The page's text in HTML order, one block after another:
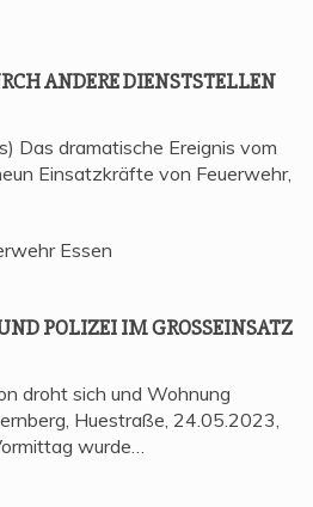
ANDE­RE DIENSTSTELLEN
Das dramatische Ereignis vom
Einsatzkräfte von Feuerwehr,
POLI­ZEI IM GROSSEINSATZ
droht sich und Wohnung
Huestraße, 24.05.2023,
wurde…